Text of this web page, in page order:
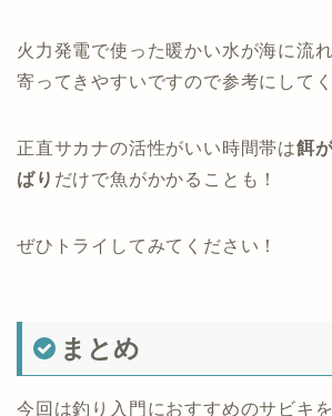
火力発電で使った暖かい水が海に流
寄ってきやすいですので参考にしてく
正直サカナの活性がいい時間帯は餌
ばり だけで魚がかかることも！
ぜひトライしてみてください！
まとめ
今回は釣り入門におすすめのサビキ